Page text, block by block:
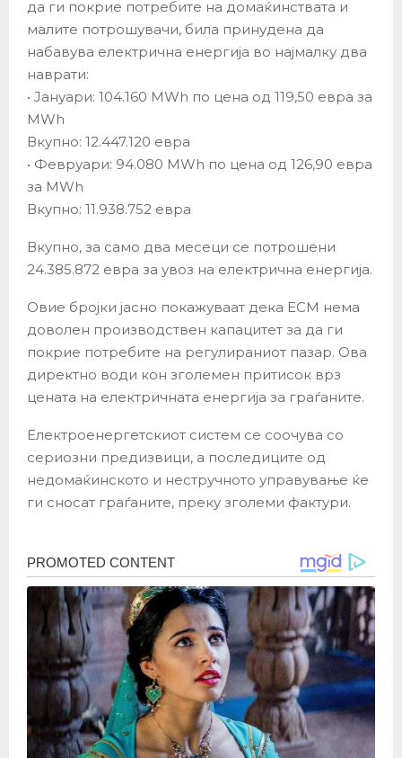
да ги покрие потребите на домаќинствата и
малите потрошувачи, била принудена да
набавува електрична енергија во најмалку два
наврати:
• Јануари: 104.160 MWh по цена од 119,50 евра за
MWh
Вкупно: 12.447.120 евра
• Февруари: 94.080 MWh по цена од 126,90 евра
за MWh
Вкупно: 11.938.752 евра
Вкупно, за само два месеци се потрошени
24.385.872 евра за увоз на електрична енергија.
Овие бројки јасно покажуваат дека ЕСМ нема
доволен производствен капацитет за да ги
покрие потребите на регулираниот пазар. Ова
директно води кон зголемен притисок врз
цената на електричната енергија за граѓаните.
Електроенергетскиот систем се соочува со
сериозни предизвици, а последиците од
недомаќинското и нестручното управување ќе
ги сносат граѓаните, преку зголеми фактури.